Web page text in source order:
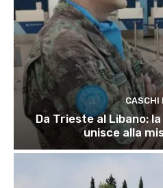
CASCHI
Da Trieste al Libano:
unisce alla